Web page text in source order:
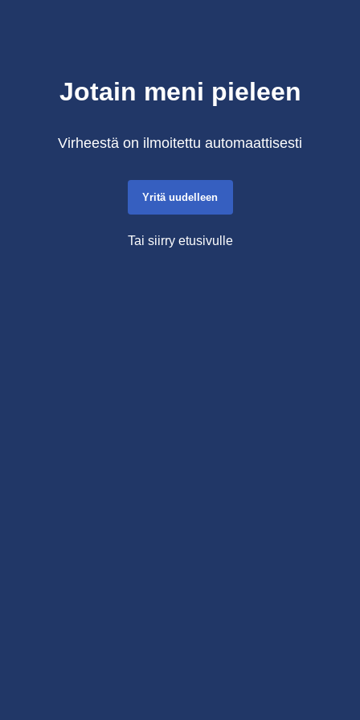
Jotain meni pieleen
Virheestä on ilmoitettu automaattisesti
Yritä uudelleen
Tai siirry etusivulle